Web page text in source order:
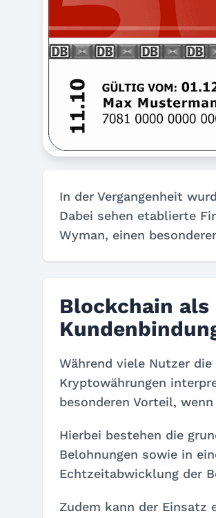
In der Vergangenheit
Dabei sehen etablierte
Wyman, einen
Blockchain
Während viele Nutzer die
Kryptowährungen
besonderen Vorteil,
Hierbei bestehen die
Belohnungen sowie in
Echtzeitabwicklung der
Zudem kann der Einsatz